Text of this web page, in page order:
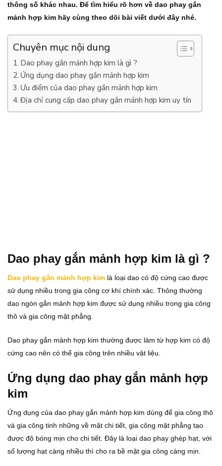
thông số khác nhau. Để tìm hiểu rõ hơn về dao phay gắn
mảnh hợp kim hãy cùng theo dõi bài viết dưới đây nhé.
Chuyên mục nội dung
Dao phay gắn mảnh hợp kim là gì ?
Ứng dụng dao phay gắn mảnh hợp kim
Ưu điểm của dao phay gắn mảnh hợp kim
Địa chỉ cung cấp dao phay gắn mảnh hợp kim uy tín
Dao phay gắn mảnh hợp kim là gì ?
Dao phay gắn mảnh hợp kim là loại dao có độ cứng cao được
sử dụng nhiều trong gia công cơ khí chính xác. Thông thường
dao ngón gắn mảnh hợp kim được sử dụng nhiều trong gia công
thô và gia công mặt phẳng.
Dao phay gắn mảnh hợp kim thường được làm từ hợp kim có độ
cứng cao nên có thể gia công trên nhiều vật liệu.
Ứng dụng dao phay gắn mảnh hợp
kim
Ứng dụng của dao phay gắn mảnh hợp kim dùng để gia công thô
và gia công tinh những về mặt chi tiết, gia công mặt phẳng tạo
được độ bóng mịn cho chi tiết. Đây là loại dao phay ghép hạt, với
số lượng hạt càng nhiều thì cho ra bề mặt gia công càng mịn.